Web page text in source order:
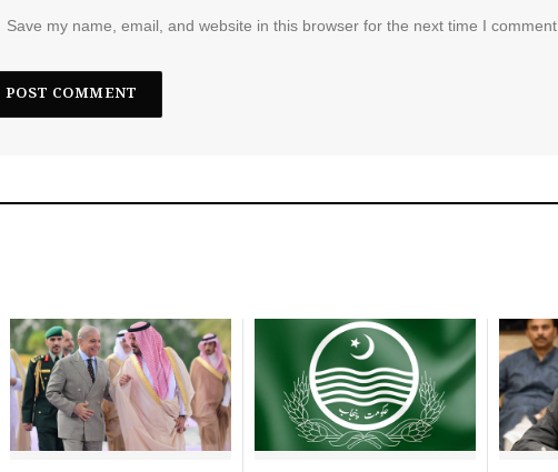
Save my name, email, and website in this browser for the next time I comment.